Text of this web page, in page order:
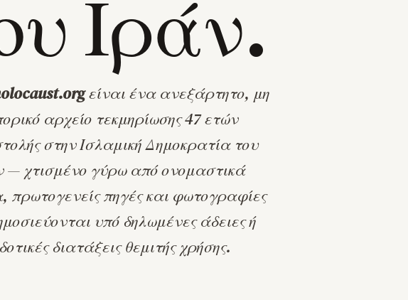
Ιράν.
είναι ένα ανεξάρτητο, μη
αρχείο τεκμηρίωσης 47 ετών
στην Ισλαμική Δημοκρατία του
— χτισμένο γύρω από ονομαστικά
πρωτογενείς πηγές και φωτογραφίες
υπό δηλωμένες άδειες ή
διατάξεις θεμιτής χρήσης.